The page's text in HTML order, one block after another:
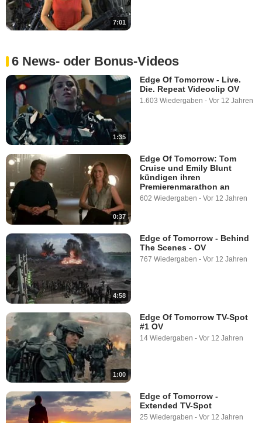
7:01
6 News- oder Bonus-Videos
1:35
Edge Of Tomorrow - Live.
Die. Repeat Videoclip OV
1.603 Wiedergaben - Vor 12 Jahren
0:37
Edge Of Tomorrow: Tom
Cruise und Emily Blunt
kündigen ihren
Premierenmarathon an
602 Wiedergaben - Vor 12 Jahren
4:58
Edge of Tomorrow - Behind
The Scenes - OV
767 Wiedergaben - Vor 12 Jahren
1:00
Edge Of Tomorrow TV-Spot
#1 OV
14 Wiedergaben - Vor 12 Jahren
Edge of Tomorrow -
Extended TV-Spot
25 Wiedergaben - Vor 12 Jahren